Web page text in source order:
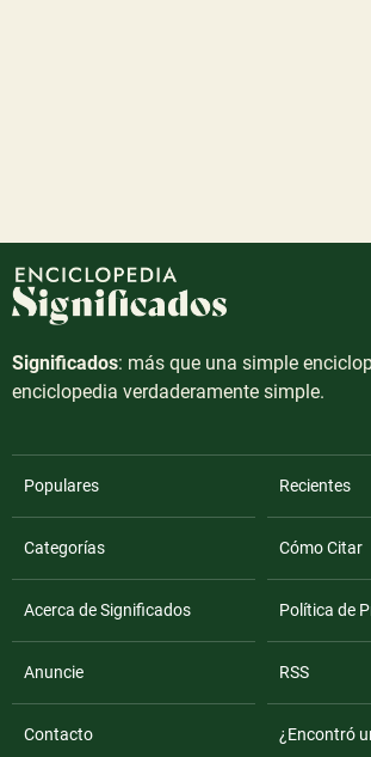
Significados: más que una simple
enciclopedia verdaderamente simple.
Populares Recientes
Categorías Cómo Citar
Acerca de Significados Política de
Anuncie RSS
Contacto ¿Encontró